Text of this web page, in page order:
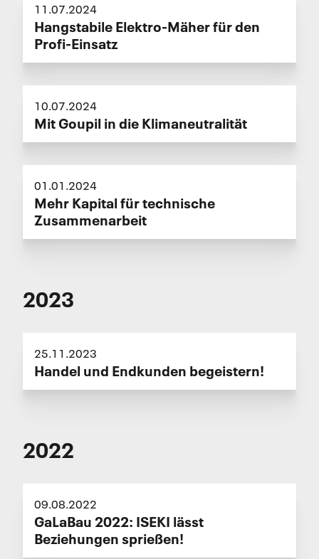
11.07.2024
Hangstabile Elektro-Mäher für den
Profi-Einsatz
10.07.2024
Mit Goupil in die Klimaneutralität
01.01.2024
Mehr Kapital für technische
Zusammenarbeit
2023
25.11.2023
Handel und Endkunden begeistern!
2022
09.08.2022
GaLaBau 2022: ISEKI lässt
Beziehungen sprießen!